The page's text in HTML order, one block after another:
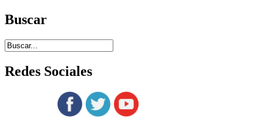
Buscar
Redes Sociales